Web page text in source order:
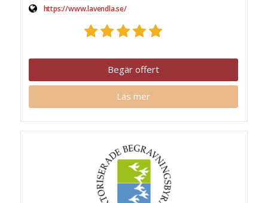
https://www.lavendla.se/
Begär offert
Läs mer